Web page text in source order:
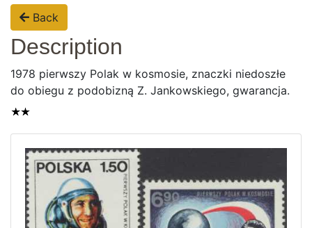
Home page
Current auction
Recent result
Archive
Back
Description
1978 pierwszy Polak w kosmosie, znaczki niedoszłe
do obiegu z podobizną Z. Jankowskiego, gwarancja.